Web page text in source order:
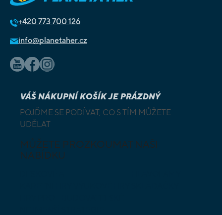
+420 773 700 126
info@planetaher.cz
VÁŠ NÁKUPNÍ KOŠÍK JE PRÁZDNÝ
POJĎME SE PODÍVAT, CO S TÍM MŮŽETE
UDĚLAT
MŮŽETE PROZKOUMAT NAŠI
NABÍDKU